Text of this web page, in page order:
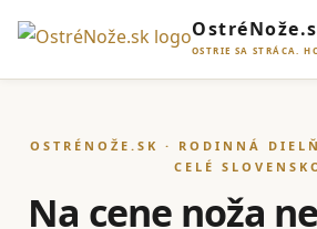
OSTRIE SA STRÁCA.
OSTRÉNOŽE.SK · RODINNÁ
CELÉ
Na cene noža